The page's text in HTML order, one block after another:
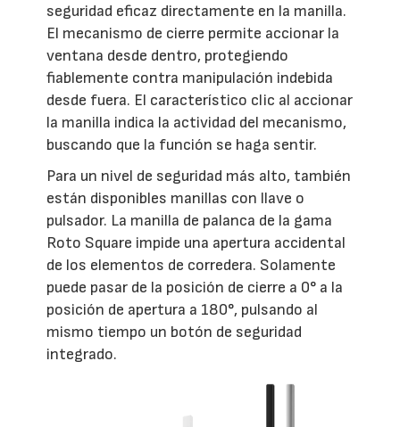
seguridad eficaz directamente en la manilla.
El mecanismo de cierre permite accionar la
ventana desde dentro, protegiendo
fiablemente contra manipulación indebida
desde fuera. El característico clic al accionar
la manilla indica la actividad del mecanismo,
buscando que la función se haga sentir.
Para un nivel de seguridad más alto, también
están disponibles manillas con llave o
pulsador. La manilla de palanca de la gama
Roto Square impide una apertura accidental
de los elementos de corredera. Solamente
puede pasar de la posición de cierre a 0° a la
posición de apertura a 180°, pulsando al
mismo tiempo un botón de seguridad
integrado.